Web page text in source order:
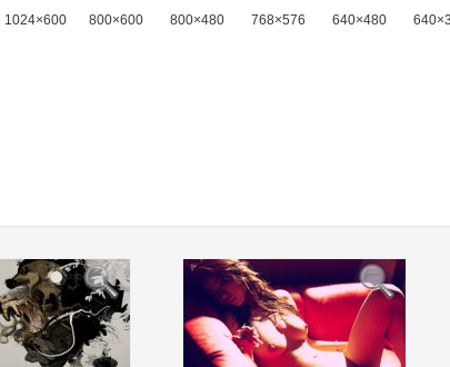
1024×600 800×600 800×480 768×576 640×480